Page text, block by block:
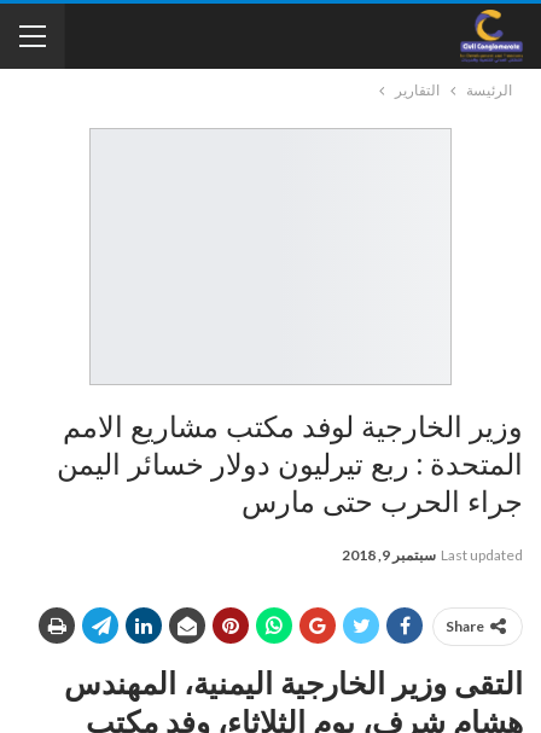
الرئيسة التقارير
وزير الخارجية لوفد مكتب مشاريع الامم
المتحدة : ربع تيرليون دولار خسائر اليمن
جراء الحرب حتى مارس
Last updated سبتمبر 9, 2018
Share
التقى وزير الخارجية اليمنية، المهندس
هشام شرف، يوم الثلاثاء، وفد مكتب